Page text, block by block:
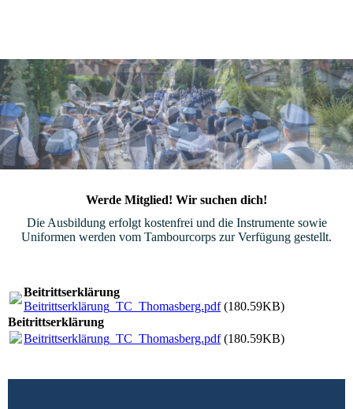
Werde Mitglied! Wir suchen dich!
Die Ausbildung erfolgt kostenfrei und die Instrumente sowie
Uniformen werden vom Tambourcorps zur Verfügung gestellt.
Beitrittserklärung
Beitrittserklärung_TC_Thomasberg.pdf(180.59KB)
Beitrittserklärung
Beitrittserklärung_TC_Thomasberg.pdf(180.59KB)